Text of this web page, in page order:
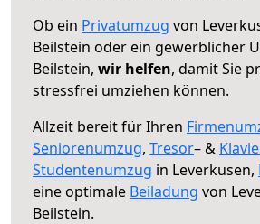
Ob ein Privatumzug von
Beilstein oder ein gewerblicher
Beilstein, wir helfen, damit Sie
stressfrei umziehen können.
Allzeit bereit für Ihren
Seniorenumzug, Tresor– &
Studentenumzug in Leverkusen,
eine optimale Beiladung von
Beilstein.